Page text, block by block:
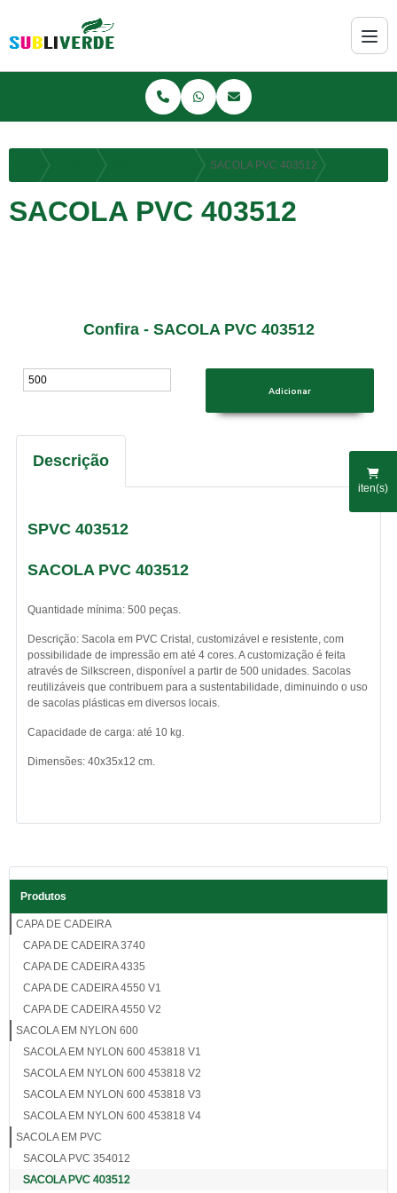
iten(s)
SACOLA PVC 403512
SACOLA PVC 403512
Confira - SACOLA PVC 403512
Descrição
SPVC 403512
SACOLA PVC 403512
Quantidade mínima: 500 peças.
Descrição: Sacola em PVC Cristal, customizável e resistente, com
possibilidade de impressão em até 4 cores. A customização é feita
através de Silkscreen, disponível a partir de 500 unidades. Sacolas
reutilizáveis que contribuem para a sustentabilidade, diminuindo o uso
de sacolas plásticas em diversos locais.
Capacidade de carga: até 10 kg.
Dimensões: 40x35x12 cm.
Produtos
CAPA DE CADEIRA
CAPA DE CADEIRA 3740
CAPA DE CADEIRA 4335
CAPA DE CADEIRA 4550 V1
CAPA DE CADEIRA 4550 V2
SACOLA EM NYLON 600
SACOLA EM NYLON 600 453818 V1
SACOLA EM NYLON 600 453818 V2
SACOLA EM NYLON 600 453818 V3
SACOLA EM NYLON 600 453818 V4
SACOLA EM PVC
SACOLA PVC 354012
SACOLA PVC 403512